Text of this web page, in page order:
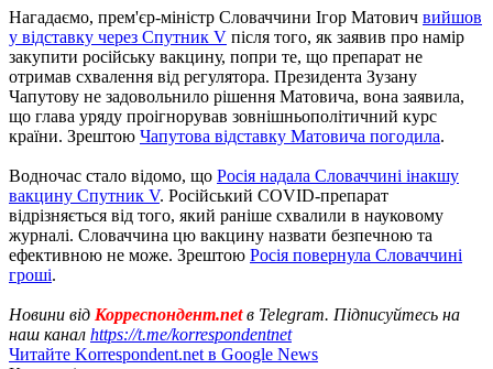
Нагадаємо, прем'єр-міністр Словаччини Ігор Матович вийшов
у відставку через Спутник V після того, як заявив про намір
закупити російську вакцину, попри те, що препарат не
отримав схвалення від регулятора. Президента Зузану
Чапутову не задовольнило рішення Матовича, вона заявила,
що глава уряду проігнорував зовнішньополітичний курс
країни. Зрештою Чапутова відставку Матовича погодила.
Водночас стало відомо, що Росія надала Словаччині інакшу
вакцину Спутник V. Російський COVID-препарат
відрізняється від того, який раніше схвалили в науковому
журналі. Словаччина цю вакцину назвати безпечною та
ефективною не може. Зрештою Росія повернула Словаччині
гроші.
Новини від Корреспондент.netв Telegram. Підписуйтесь на
наш канал https://t.me/korrespondentnet
Читайте Korrespondent.net в Google News